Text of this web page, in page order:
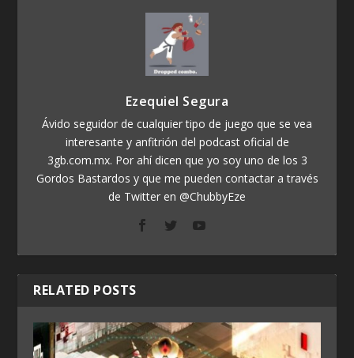
Ezequiel Segura
Ávido seguidor de cualquier tipo de juego que se vea
interesante y anfitrión del podcast oficial de
3gb.com.mx. Por ahí dicen que yo soy uno de los 3
Gordos Bastardos y que me pueden contactar a través
de Twitter en @ChubbyEze
RELATED POSTS